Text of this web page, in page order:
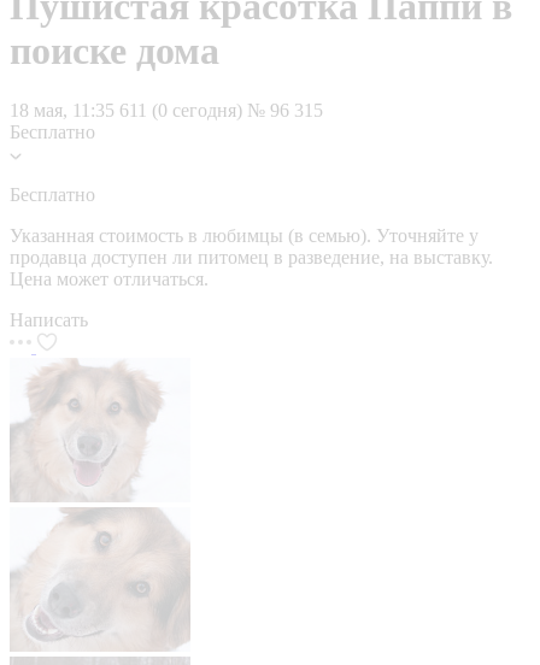
поиске дома
18 мая, 11:35 611 (0 сегодня) № 96 315
Бесплатно
Бесплатно
Указанная стоимость в любимцы (в семью). Уточняйте у
продавца доступен ли питомец в разведение, на выставку.
Цена может отличаться.
Написать